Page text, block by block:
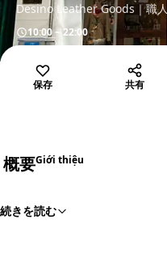
Desino Leather Goods｜職
10:00 ~ 22:00
保存 共有
概要Giới thiệu
続きを読む